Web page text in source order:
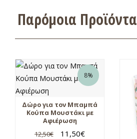
Παρόμοια Προϊόντα
8%
Δώρο για τον Μπαμπά
Κούπα Μουστάκι με
Αφιέρωση
12,50€ 11,50€